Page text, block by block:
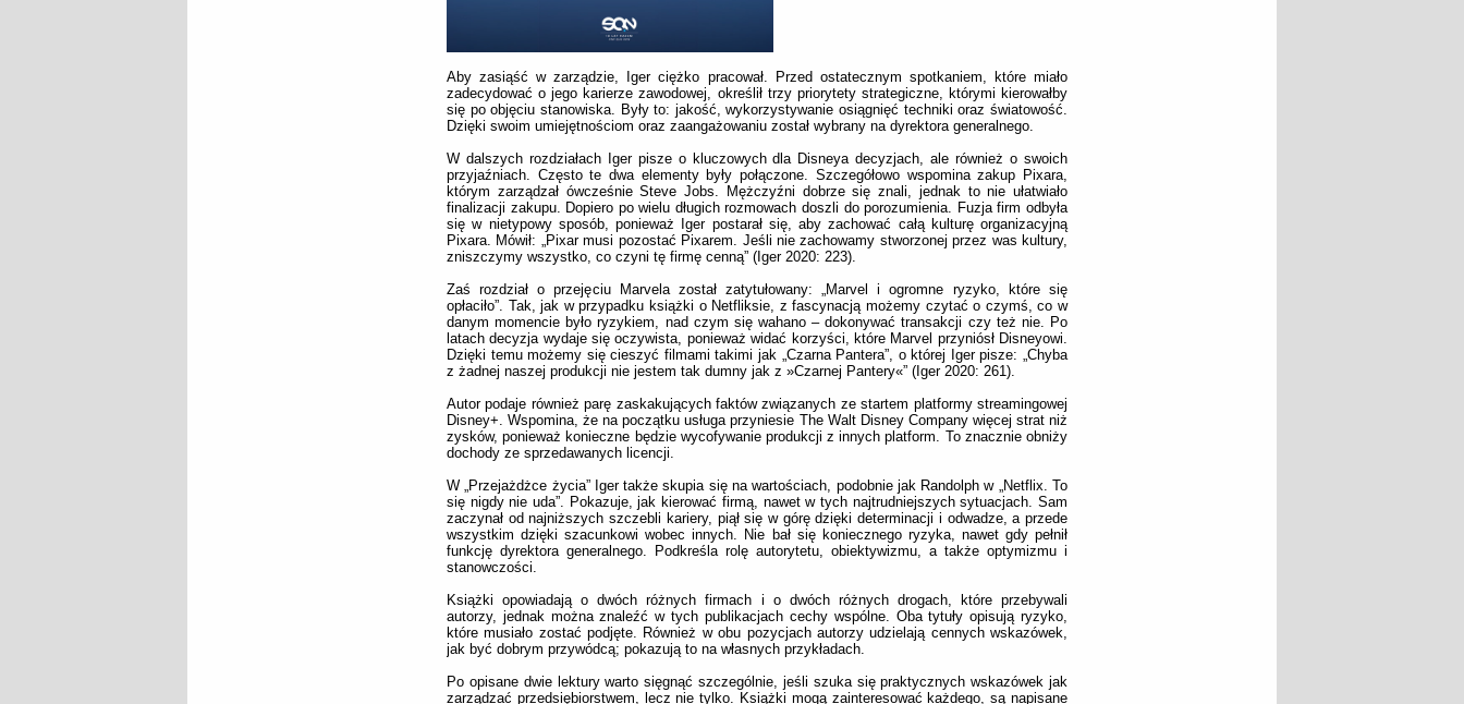
Aby zasiąść w zarządzie, Iger ciężko pracował. Przed ostatecznym spotkaniem, które miało
zadecydować o jego karierze zawodowej, określił trzy priorytety strategiczne, którymi kierowałby
się po objęciu stanowiska. Były to: jakość, wykorzystywanie osiągnięć techniki oraz światowość.
Dzięki swoim umiejętnościom oraz zaangażowaniu został wybrany na dyrektora generalnego.
W dalszych rozdziałach Iger pisze o kluczowych dla Disneya decyzjach, ale również o swoich
przyjaźniach. Często te dwa elementy były połączone. Szczegółowo wspomina zakup Pixara,
którym zarządzał ówcześnie Steve Jobs. Mężczyźni dobrze się znali, jednak to nie ułatwiało
finalizacji zakupu. Dopiero po wielu długich rozmowach doszli do porozumienia. Fuzja firm odbyła
się w nietypowy sposób, ponieważ Iger postarał się, aby zachować całą kulturę organizacyjną
Pixara. Mówił: „Pixar musi pozostać Pixarem. Jeśli nie zachowamy stworzonej przez was kultury,
zniszczymy wszystko, co czyni tę firmę cenną” (Iger 2020: 223).
Zaś rozdział o przejęciu Marvela został zatytułowany: „Marvel i ogromne ryzyko, które się
opłaciło”. Tak, jak w przypadku książki o Netfliksie, z fascynacją możemy czytać o czymś, co w
danym momencie było ryzykiem, nad czym się wahano – dokonywać transakcji czy też nie. Po
latach decyzja wydaje się oczywista, ponieważ widać korzyści, które Marvel przyniósł Disneyowi.
Dzięki temu możemy się cieszyć filmami takimi jak „Czarna Pantera”, o której Iger pisze: „Chyba
z żadnej naszej produkcji nie jestem tak dumny jak z »Czarnej Pantery«” (Iger 2020: 261).
Autor podaje również parę zaskakujących faktów związanych ze startem platformy streamingowej
Disney+. Wspomina, że na początku usługa przyniesie The Walt Disney Company więcej strat niż
zysków, ponieważ konieczne będzie wycofywanie produkcji z innych platform. To znacznie obniży
dochody ze sprzedawanych licencji.
W „Przejażdżce życia” Iger także skupia się na wartościach, podobnie jak Randolph w „Netflix. To
się nigdy nie uda”. Pokazuje, jak kierować firmą, nawet w tych najtrudniejszych sytuacjach. Sam
zaczynał od najniższych szczebli kariery, piął się w górę dzięki determinacji i odwadze, a przede
wszystkim dzięki szacunkowi wobec innych. Nie bał się koniecznego ryzyka, nawet gdy pełnił
funkcję dyrektora generalnego. Podkreśla rolę autorytetu, obiektywizmu, a także optymizmu i
stanowczości.
Książki opowiadają o dwóch różnych firmach i o dwóch różnych drogach, które przebywali
autorzy, jednak można znaleźć w tych publikacjach cechy wspólne. Oba tytuły opisują ryzyko,
które musiało zostać podjęte. Również w obu pozycjach autorzy udzielają cennych wskazówek,
jak być dobrym przywódcą; pokazują to na własnych przykładach.
Po opisane dwie lektury warto sięgnąć szczególnie, jeśli szuka się praktycznych wskazówek jak
zarządzać przedsiębiorstwem, lecz nie tylko. Książki mogą zainteresować każdego, są napisane